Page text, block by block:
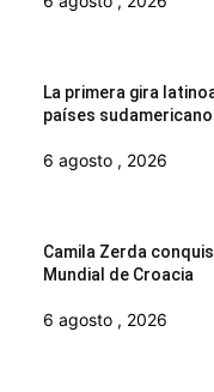
La primera gira
países
6 agosto , 2026
Camila Zerda
Mundial de Croacia
6 agosto , 2026